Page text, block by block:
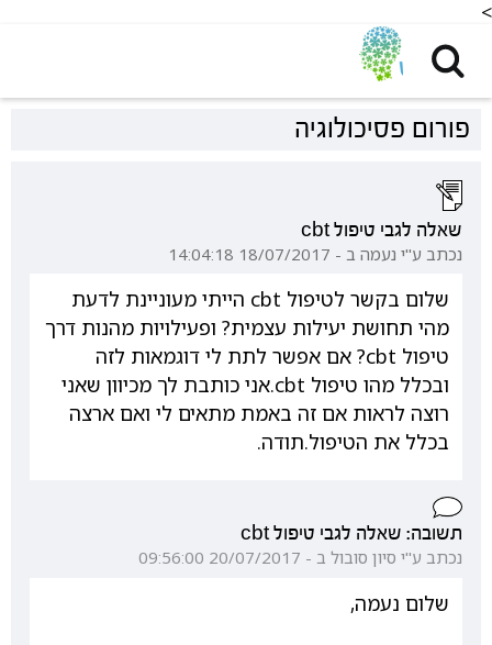
<
פורום פסיכולוגיה
שאלה לגבי טיפול cbt
נכתב ע"י נעמה ב - 18/07/2017 14:04:18
שלום בקשר לטיפול cbt הייתי מעוניינת לדעת
מהי תחושת יעילות עצמית? ופעילויות מהנות דרך
טיפול cbt? אם אפשר לתת לי דוגמאות לזה
ובכלל מהו טיפול cbt.אני כותבת לך מכיוון שאני
רוצה לראות אם זה באמת מתאים לי ואם ארצה
בכלל את הטיפול.תודה.
תשובה: שאלה לגבי טיפול cbt
נכתב ע"י סיון סובול ב - 20/07/2017 09:56:00
שלום נעמה,